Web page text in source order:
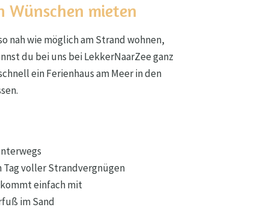
Wünschen mieten
nah wie möglich am Strand wohnen,
du bei uns bei LekkerNaarZee ganz
ein Ferienhaus am Meer in den
voller Strandvergnügen
einfach mit
im Sand